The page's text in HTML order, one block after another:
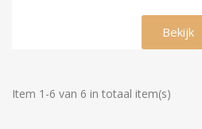
€ 149,00
Bekijk
Item 1-6 van 6 in totaal item(s)